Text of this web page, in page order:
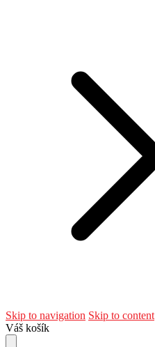
Skip to navigation Skip to content
Váš košík